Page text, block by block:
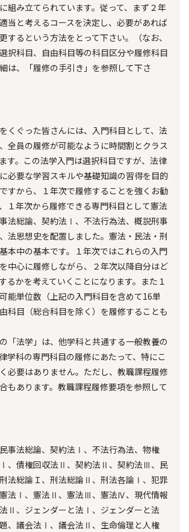
組み立てられています。従って、まず２年
当と考えるコースを決定し、必要があれば
するという方法をとって下さい。（なお、
択科目、自由科目等の科目区分や履修科目
は、「履修の手引き」を参照して下さ
くぐった皆さんには、入門科目として、法
全員の履修が可能なように時間割とクラス
す。この法学入門は選択科目ですが、法律
必要な学習スキルや基礎知識の習得を目的
すから、１年次で履修することを強くお勧
１年次から履修できる専門科目として憲法
法総論、契約法Ⅰ、不法行為法、概説刑事
法思想史を配置しました。憲法・民法・刑
本中の基本です。１年次ではこれらの入門
中心に履修しながら、２年次以降自分はど
るかを考えていくことになります。また１
能単位数（上記の入門科目を含めて16単
科目（総合科目を除く）を履修することも
「法学」は、他学科と共通する一般教養の
学科の専門科目の履修にあたって、特にこ
必要はありません。ただし、教職課程履修
もあります。教職課程履修要項を参照して
事法総論、契約法Ⅰ、不法行為法、物権
Ⅰ、債権回収法Ⅱ、契約法Ⅱ、契約法Ⅲ、民
法総論Ｉ、刑法総論Ⅱ、刑法各論Ⅰ、犯罪
憲法Ⅰ、憲法Ⅱ、憲法Ⅲ、憲法Ⅳ、現代情報
Ⅱ、ジェンダーと法Ⅰ、ジェンダーと法
、議会法Ⅰ、議会法Ⅱ、生命倫理と人権